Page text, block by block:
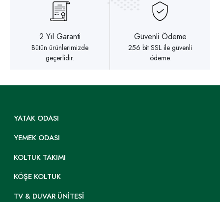
2 Yıl Garanti
Bütün ürünlerimizde
geçerlidir.
Güvenli Ödeme
256 bit SSL ile güvenli
ödeme.
YATAK ODASI
YEMEK ODASI
KOLTUK TAKIMI
KÖŞE KOLTUK
TV & DUVAR ÜNITESI